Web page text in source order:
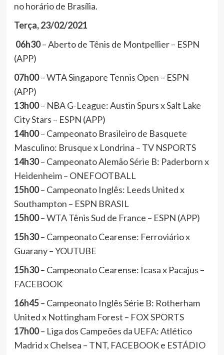
no horário de Brasília.
Terça, 23/02/2021
06h30– Aberto de Tênis de Montpellier – ESPN
(APP)
07h00– WTA Singapore Tennis Open – ESPN
(APP)
13h00– NBA G-League: Austin Spurs x Salt Lake
City Stars – ESPN (APP)
14h00– Campeonato Brasileiro de Basquete
Masculino: Brusque x Londrina – TV NSPORTS
14h30– Campeonato Alemão Série B: Paderborn x
Heidenheim – ONEFOOTBALL
15h00– Campeonato Inglês: Leeds United x
Southampton – ESPN BRASIL
15h00– WTA Tênis Sud de France – ESPN (APP)
15h30– Campeonato Cearense: Ferroviário x
Guarany – YOUTUBE
15h30– Campeonato Cearense: Icasa x Pacajus –
FACEBOOK
16h45– Campeonato Inglês Série B: Rotherham
United x Nottingham Forest – FOX SPORTS
17h00– Liga dos Campeões da UEFA: Atlético
Madrid x Chelsea – TNT, FACEBOOK e ESTÁDIO